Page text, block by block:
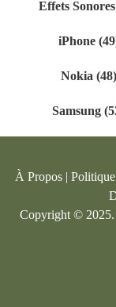
Effets
iPhone
Nokia (48)
Samsung
À Propos |
Copyright © 2025.